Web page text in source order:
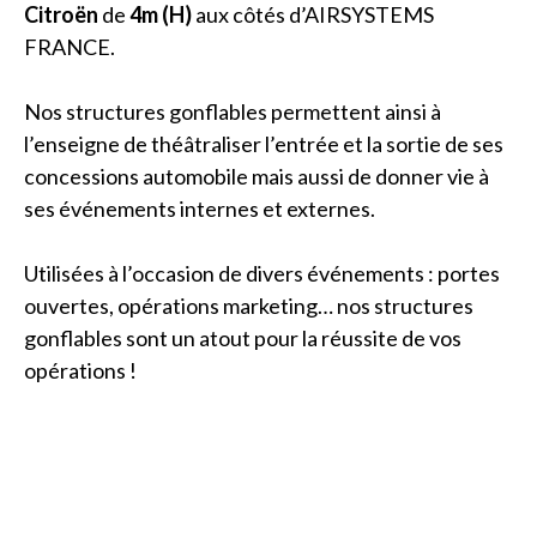
Citroën de4m (H)aux côtés d’AIRSYSTEMS
FRANCE.
Nos structures gonflables permettent ainsi à
l’enseigne de théâtraliser l’entrée et la sortie de ses
concessions automobile mais aussi de donner vie à
ses événements internes et externes.
Utilisées à l’occasion de divers événements : portes
ouvertes, opérations marketing… nos structures
gonflables sont un atout pour la réussite de vos
opérations !